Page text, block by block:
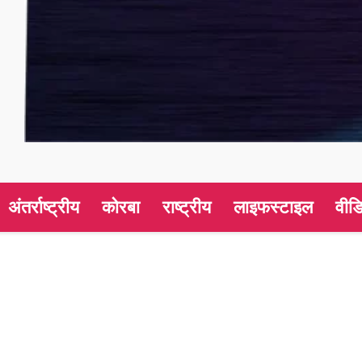
अंतर्राष्ट्रीय कोरबा राष्ट्रीय लाइफस्टाइल